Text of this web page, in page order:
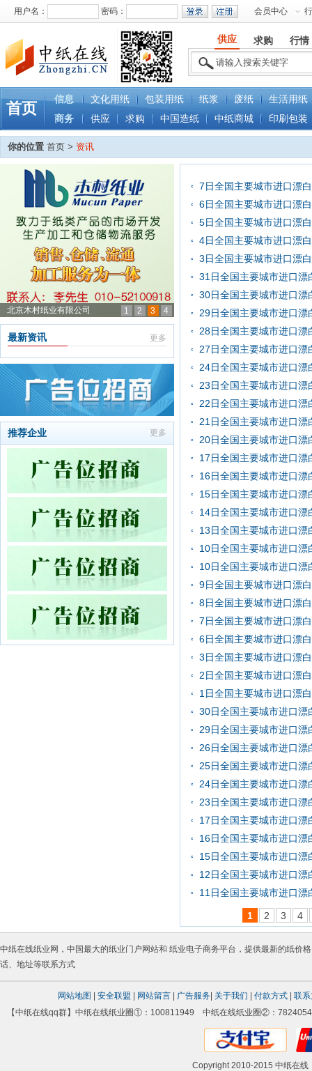
用户名： 密码： 会员中心
供应 求购 行情
首页
信息 文化用纸 包装用纸 纸浆 废纸
生活用纸
商务
供应 求购 中国造纸 中纸商城 印刷包装
你的位置 首页 > 资讯
北京木村纸业有限公司 1 2 3 4
更多
最新资讯
更多
推荐企业
7日全国主要城市进口漂
6日全国主要城市进口漂
5日全国主要城市进口漂
4日全国主要城市进口漂
3日全国主要城市进口漂
31日全国主要城市进口漂
30日全国主要城市进口漂
29日全国主要城市进口漂
28日全国主要城市进口漂
27日全国主要城市进口漂
24日全国主要城市进口漂
23日全国主要城市进口漂
22日全国主要城市进口漂
21日全国主要城市进口漂
20日全国主要城市进口漂
17日全国主要城市进口漂
16日全国主要城市进口漂
15日全国主要城市进口漂
14日全国主要城市进口漂
13日全国主要城市进口漂
10日全国主要城市进口漂
10日全国主要城市进口漂
9日全国主要城市进口漂
8日全国主要城市进口漂
7日全国主要城市进口漂
6日全国主要城市进口漂
3日全国主要城市进口漂
2日全国主要城市进口漂
1日全国主要城市进口漂
30日全国主要城市进口漂
29日全国主要城市进口漂
26日全国主要城市进口漂
25日全国主要城市进口漂
24日全国主要城市进口漂
23日全国主要城市进口漂
17日全国主要城市进口漂
16日全国主要城市进口漂
15日全国主要城市进口漂
12日全国主要城市进口漂
11日全国主要城市进口漂
1 2 3 4
中纸在线纸业网 ，中国最大的纸业门户网站和 纸业电子商务平台 ，提供最新的纸价格
话、地址等联系方式
网站地图 安全联盟 网站留言 广告服务 关于我们 付款方式
联
【中纸在线qq群】中纸在线纸业圈①：100811949 中纸在线纸业圈②：
Copyright 2010-2015 中纸在线